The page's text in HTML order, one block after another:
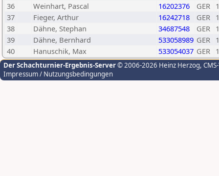
36
Weinhart, Pascal 16202376 GER
37
Fieger, Arthur 16242718 GER
38
Dähne, Stephan 34687548 GER
39
Dähne, Bernhard 533058989 GER
40
Hanuschik, Max 533054037 GER
Der Schachturnier-Ergebnis-Server© 2006-2026 Heinz Herzog,
Impressum / Nutzungsbedingungen